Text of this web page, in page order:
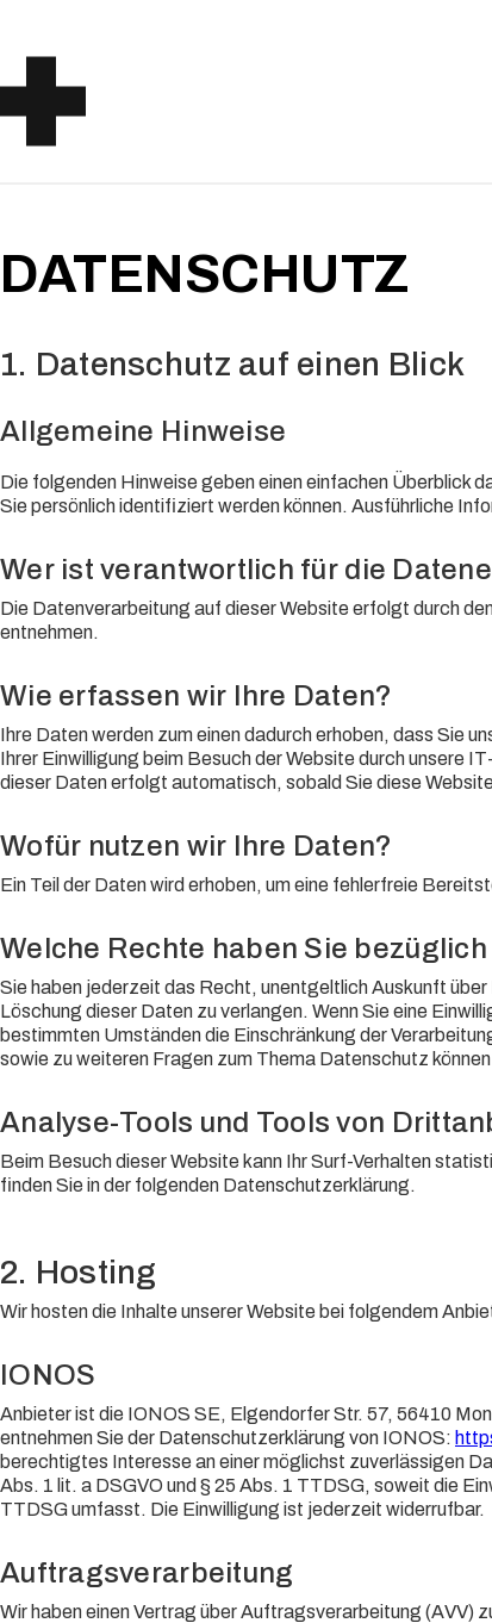
DATENSCHUTZ
1. Datenschutz auf einen Blick
Allgemeine Hinweise
Die folgenden Hinweise geben einen einfachen Überblick
Sie persönlich identifiziert werden können. Ausführliche
Wer ist verantwortlich für die
Die Datenverarbeitung auf dieser Website erfolgt durch
entnehmen.
Wie erfassen wir Ihre Daten?
Ihre Daten werden zum einen dadurch erhoben, dass Sie
Ihrer Einwilligung beim Besuch der Website durch unsere
dieser Daten erfolgt automatisch, sobald Sie diese
Wofür nutzen wir Ihre Daten?
Ein Teil der Daten wird erhoben, um eine fehlerfreie
Welche Rechte haben Sie
Sie haben jederzeit das Recht, unentgeltlich Auskunft
Löschung dieser Daten zu verlangen. Wenn Sie eine
bestimmten Umständen die Einschränkung der
sowie zu weiteren Fragen zum Thema Datenschutz
Analyse-Tools und Tools von
Beim Besuch dieser Website kann Ihr Surf-Verhalten
finden Sie in der folgenden Datenschutzerklärung.
2. Hosting
Wir hosten die Inhalte unserer Website bei folgendem
IONOS
Anbieter ist die IONOS SE, Elgendorfer Str. 57, 56410
entnehmen Sie der Datenschutzerklärung von IONOS:
berechtigtes Interesse an einer möglichst zuverlässigen
Abs. 1 lit. a DSGVO und § 25 Abs. 1 TTDSG, soweit die
TTDSG umfasst. Die Einwilligung ist jederzeit widerrufbar.
Auftragsverarbeitung
Wir haben einen Vertrag über Auftragsverarbeitung (AVV)